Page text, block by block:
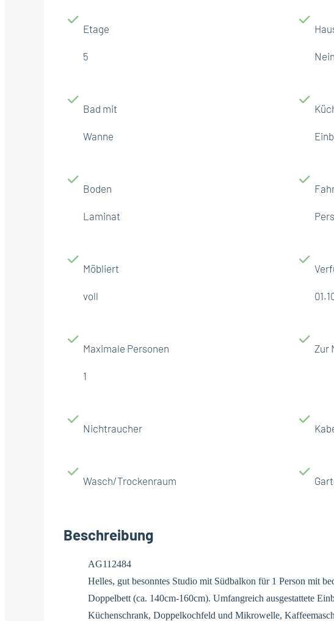
Etage
5 Nein
Bad mit
Wanne
Boden
Laminat
Möbliert
voll
Maximale Personen
1
Zur
Nichtraucher
Wasch/Trockenraum
Beschreibung
AG112484
Helles, gut besonntes Studio mit Südbalkon für 1 Person mit
Doppelbett (ca. 140cm-160cm). Umfangreich ausgestattete
Küchenschrank, Doppelkochfeld und Mikrowelle,